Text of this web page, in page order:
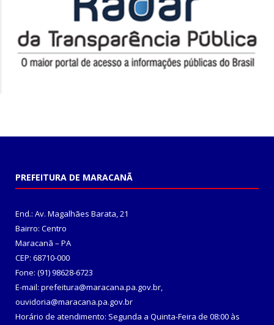
PREFEITURA DE MARACANÃ
End.: Av. Magalhães Barata, 21
Bairro: Centro
Maracanã – PA
CEP: 68710-000
Fone: (91) 98628-6723
E-mail: prefeitura@maracana.pa.gov.br,
ouvidoria@maracana.pa.gov.br
Horário de atendimento: Segunda a Quinta-Feira de 08:00 às